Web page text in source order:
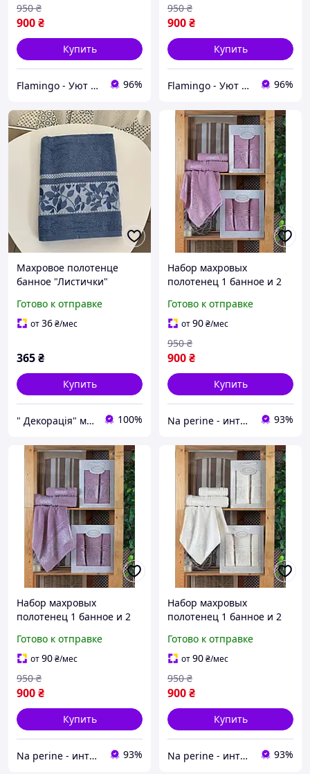
900₴
950 ₴
Купить
Flamingo - Уют в Вашем доме 96%
900₴
950 ₴
Купить
Flamingo - Уют в Вашем доме 96%
Махровое полотенце
банное "Листички"
в ассортименте)
Готово к отправке
от36₴/мес
365₴
Купить
" Декорація" магазин текстилю та декору для дому 100%
Набор махровых
полотенец 1 банное и 2
коробке Gulcan Турция
розовый
Готово к отправке
от90₴/мес
900₴
950 ₴
Купить
Na perine - интернет-магазин постельного белья и домашнего текстиля 93%
Набор махровых
полотенец 1 банное и 2
коробке Gulcan Турция
сиреневый
Готово к отправке
от90₴/мес
900₴
950 ₴
Купить
Na perine - интернет-магазин постельного белья и домашнего текстиля 93%
Набор махровых
полотенец 1 банное и 2
коробке Gulcan Турция
кремовый
Готово к отправке
от90₴/мес
900₴
950 ₴
Купить
Na perine - интернет-магазин постельного белья и домашнего текстиля 93%